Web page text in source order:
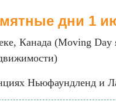
дни 1
Канада (Moving
Ньюфаундленд и